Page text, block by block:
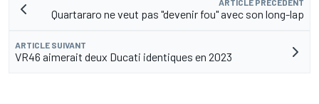
ARTICLE PRÉCÉDENT
Quartararo ne veut pas "devenir fou" avec son long-lap
ARTICLE SUIVANT
VR46 aimerait deux Ducati identiques en 2023